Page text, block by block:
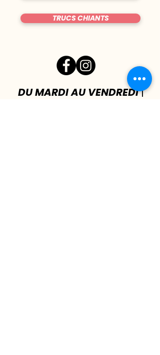
TRUCS CHIANTS
DU MARDI AU VENDREDI|